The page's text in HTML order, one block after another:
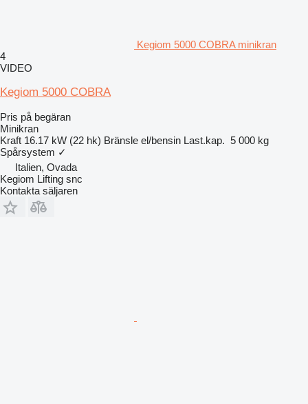
Kegiom 5000 COBRA minikran
4
VIDEO
Kegiom 5000 COBRA
Pris på begäran
Minikran
Kraft 16.17 kW (22 hk) Bränsle el/bensin Last.kap. 5 000 kg
Spårsystem ✓
Italien, Ovada
Kegiom Lifting snc
Kontakta säljaren